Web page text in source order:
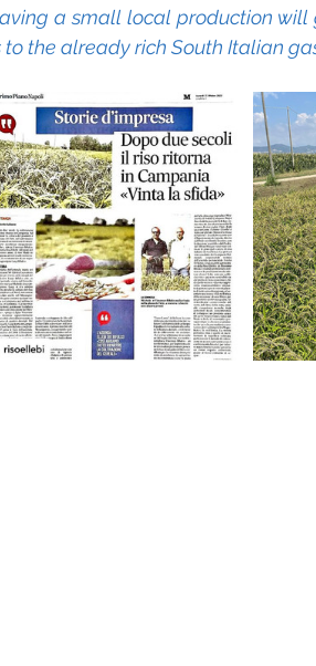
a small local production
the already rich South Italian